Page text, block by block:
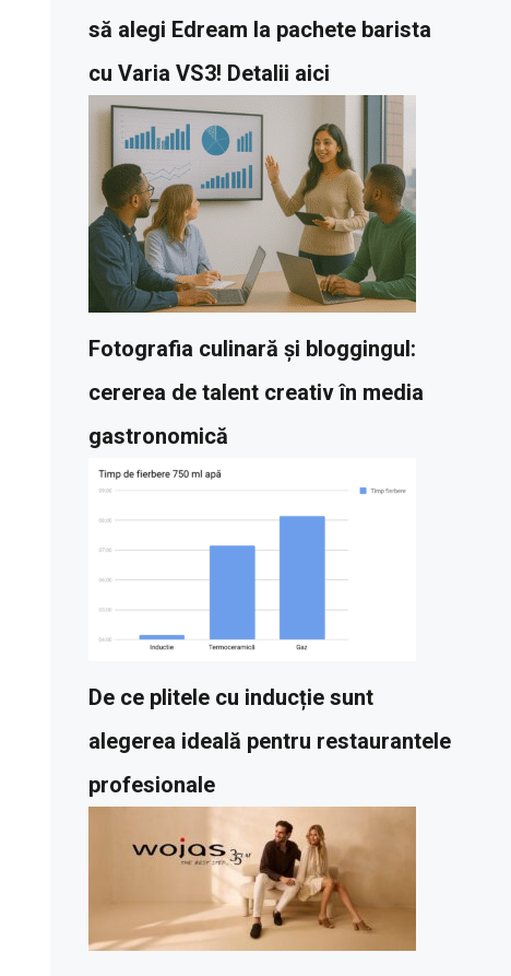
să alegi Edream la pachete barista
cu Varia VS3! Detalii aici
Fotografia culinară și bloggingul:
cererea de talent creativ în media
gastronomică
De ce plitele cu inducție sunt
alegerea ideală pentru restaurantele
profesionale